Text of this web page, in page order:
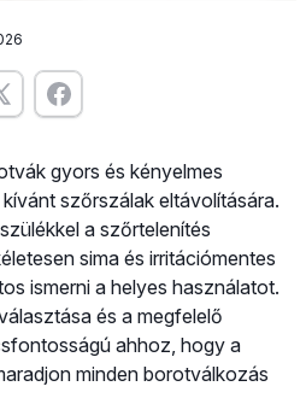
gyors és kényelmes
szőrszálak eltávolítására.
a szőrtelenítés
sima és irritációmentes
ismerni a helyes használatot.
és a megfelelő
ahhoz, hogy a
minden borotválkozás